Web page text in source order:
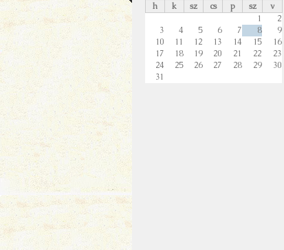
h k sz cs p sz
v
1
2
3
4 5 6 7 8
9
10
11 12 13 14 15
16
17
18 19 20 21 22
23
24
25 26 27 28 29
30
31